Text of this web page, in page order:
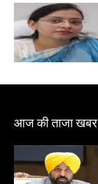
आज की ताजा खबर